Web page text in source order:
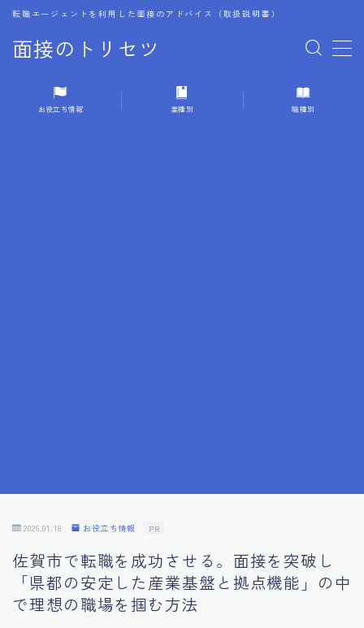
面接のトリセツ
転職エージェントを利用した面接のアドバイス（取扱説明書）
MENU
1.成功する面接戦略
10.フィードバックを活用する方法
11.オンライン面接の成功への鍵
12.転職先企業の文化を深く理解する
お役立ち情報 業種別 職種別
2026.01.18 お役立ち情報 PR
佐賀市で転職を成功させる。面接を突破し
「県都の安定した産業基盤と拠点機能」の中
で理想の職場を掴む方法